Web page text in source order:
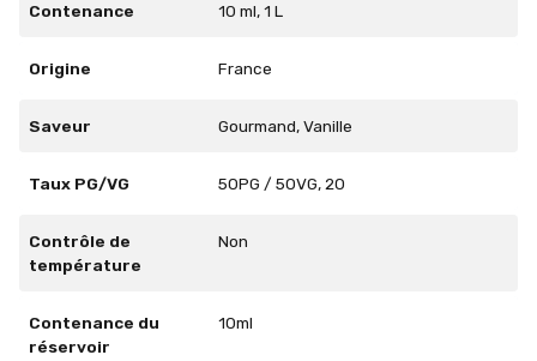
Contenance 10 ml, 1 L
Origine France
Saveur Gourmand, Vanille
Taux PG/VG 50PG / 50VG, 20
Contrôle de
température
Non
Contenance du
réservoir
10ml